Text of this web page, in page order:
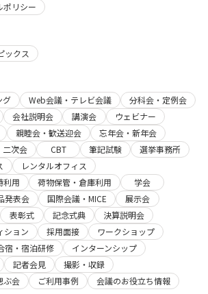
ポリシー
ックス
グ
Web会議・テレビ会議
分科会・定例会
会社説明会 講演会
ウェビナー
親睦会・歓送迎会
忘年会・新年会
二次会
CBT 筆記試験
選挙事務所
レンタルオフィス
利用
荷物保管・倉庫利用
学会
発表会 国際会議・MICE
展示会
表彰式 記念式典
決算説明会
ション 採用面接
ワークショップ
宿・宿泊研修
インターンシップ
記者会見
撮影・収録
ぶ会
ご利用事例 会議のお役立ち情報